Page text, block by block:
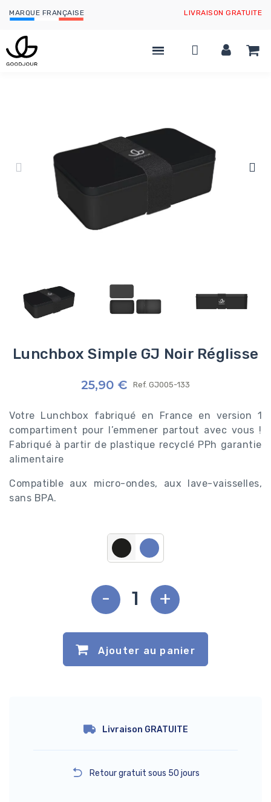
MARQUE FRANÇAISE LIVRAISON GRATUITE
Lunchbox Simple GJ Noir Réglisse
25,90 € Ref. GJ005-133
Votre Lunchbox fabriqué en France en version 1
compartiment pour l’emmener partout avec vous !
Fabriqué à partir de plastique recyclé PPh garantie
alimentaire
Compatible aux micro-ondes, aux lave-vaisselles,
sans BPA.
- +
Ajouter au panier
Livraison GRATUITE
Retour gratuit sous 50 jours